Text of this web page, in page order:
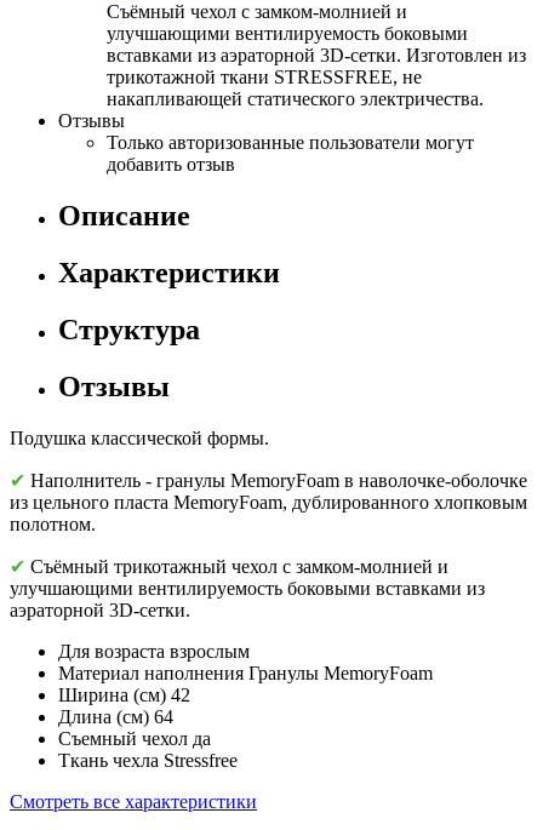
Съёмный чехол с замком-молнией и
улучшающими вентилируемость боковыми
вставками из аэраторной 3D-сетки. Изготовлен из
трикотажной ткани STRESSFREE, не
накапливающей статического электричества.
Отзывы
Только авторизованные пользователи могут
добавить отзыв
Описание
Характеристики
Структура
Отзывы
Подушка классической формы.
✔ Наполнитель - гранулы MemoryFoam в наволочке-оболочке
из цельного пласта MemoryFoam, дублированного хлопковым
полотном.
✔ Съёмный трикотажный чехол с замком-молнией и
улучшающими вентилируемость боковыми вставками из
аэраторной 3D-сетки.
Для возраста взрослым
Материал наполнения Гранулы MemoryFoam
Ширина (см) 42
Длина (см) 64
Съемный чехол да
Ткань чехла Stressfree
Смотреть все характеристики